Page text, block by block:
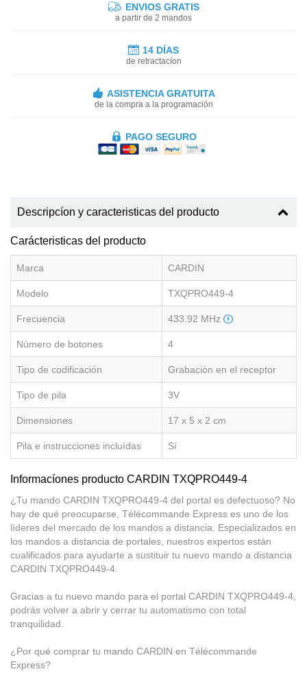
ENVIOS GRATIS
a partir de 2 mandos
14 DÍAS
de retractacíon
ASISTENCIA GRATUITA
de la compra a la programación
PAGO SEGURO
Descripcíon y caracteristicas del producto
Carácteristicas del producto
Marca CARDIN
Modelo TXQPRO449-4
Frecuencia 433.92 MHz
Número de botones 4
Tipo de codificación Grabación en el receptor
Tipo de pila 3V
Dimensiones 17 x 5 x 2 cm
Pila e instrucciones incluídas Sí
Informacíones producto CARDIN TXQPRO449-4
¿Tu mando CARDIN TXQPRO449-4 del portal es defectuoso? No
hay de qué preocuparse, Télécommande Express es uno de los
líderes del mercado de los mandos a distancia. Especializados en
los mandos a distancia de portales, nuestros expertos están
cualificados para ayudarte a sustituir tu nuevo mando a distancia
CARDIN TXQPRO449-4.
Gracias a tu nuevo mando para el portal CARDIN TXQPRO449-4,
podrás volver a abrir y cerrar tu automatismo con total
tranquilidad.
¿Por qué comprar tu mando CARDIN en Télécommande
Express?